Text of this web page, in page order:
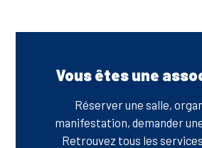
Vous êtes une
Réserver une salle,
manifestation, demander
Retrouvez tous les